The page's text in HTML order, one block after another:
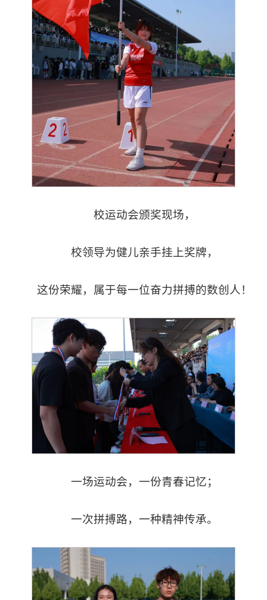
校运动会颁奖现场，
校领导为健儿亲手挂上奖牌，
这份荣耀，属于每一位奋力拼搏的数创人！
一场运动会，一份青春记忆；
一次拼搏路，一种精神传承。